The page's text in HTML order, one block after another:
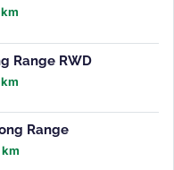
Range RWD
Range